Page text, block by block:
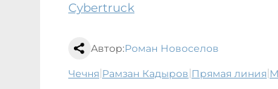
Cybertruck
Автор:Роман Новоселов
Чечня| Рамзан Кадыров| Прямая линия|